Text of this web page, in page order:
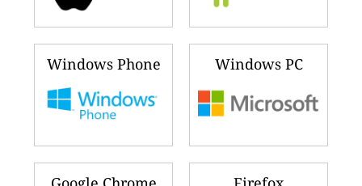
Windows Phone Windows PC